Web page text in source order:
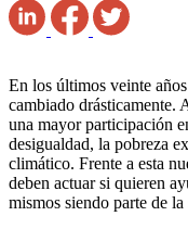
En los últimos veinte
cambiado drásticamente.
una mayor participación
desigualdad, la pobreza
climático. Frente a esta
deben actuar si quieren
mismos siendo parte de